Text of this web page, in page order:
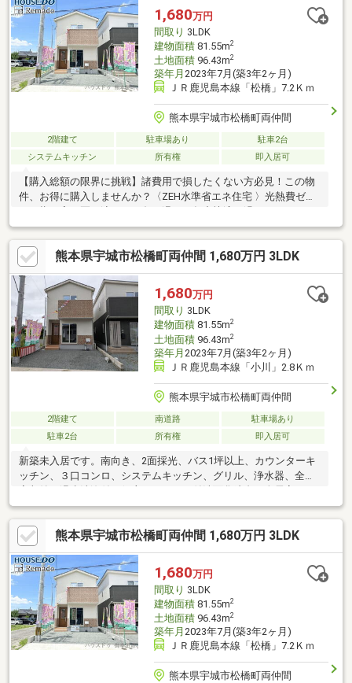
予約」は赤いボタン（無料）をクリック♪メールだけで内覧予約が
できちゃいます！お気軽にお問い合わせください♪
1,680万円
間取り 3LDK
建物面積81.55m2
土地面積96.43m2
築年月 2023年7月(築3年2ヶ月)
ＪＲ鹿児島本線「松橋」7.2Ｋｍ
熊本県宇城市松橋町両仲間
2階建て 駐車場あり
駐車2台
システムキッチン
所有権 即入居可
【購入総額の限界に挑戦】諸費用で損したくない方必見！この物
件、お得に購入しませんか？〈ZEH水準省エネ住宅 〉光熱費ゼロ
◎〈省令準耐火構造〉火災に強く、安心感とともに火災保険料も
大幅に抑えられます。〈複層ガラス〉断熱性＋防音。快適な生活
を守る窓ガラスです。結露も抑えてお掃除楽々♪【内覧ツアー】
熊本県全域の気になる物件を全て弊社でまとめてご内覧いただけ
ます水曜日や１８時以降、お仕事終わりの内覧も柔軟に対応！物
件選びからお引渡しまで『ハウスドゥ熊本桜町』が全力でサポー
トします
熊本県宇城市松橋町両仲間 1,680万円 3LDK
1,680万円
間取り 3LDK
建物面積81.55m2
土地面積96.43m2
築年月 2023年7月(築3年2ヶ月)
ＪＲ鹿児島本線「小川」2.8Ｋｍ
熊本県宇城市松橋町両仲間
2階建て 南道路
駐車場あり
駐車2台
所有権 即入居可
新築未入居です。南向き、2面採光、バス1坪以上、カウンターキ
ッチン、３口コンロ、システムキッチン、グリル、浄水器、全居
ーリング、照明器具、モニター付インターホン、ディンプルキ
ー、室内物干しで設備充実しています。
熊本県宇城市松橋町両仲間 1,680万円 3LDK
1,680万円
間取り 3LDK
建物面積81.55m2
土地面積96.43m2
築年月 2023年7月(築3年2ヶ月)
ＪＲ鹿児島本線「松橋」7.2Ｋｍ
熊本県宇城市松橋町両仲間